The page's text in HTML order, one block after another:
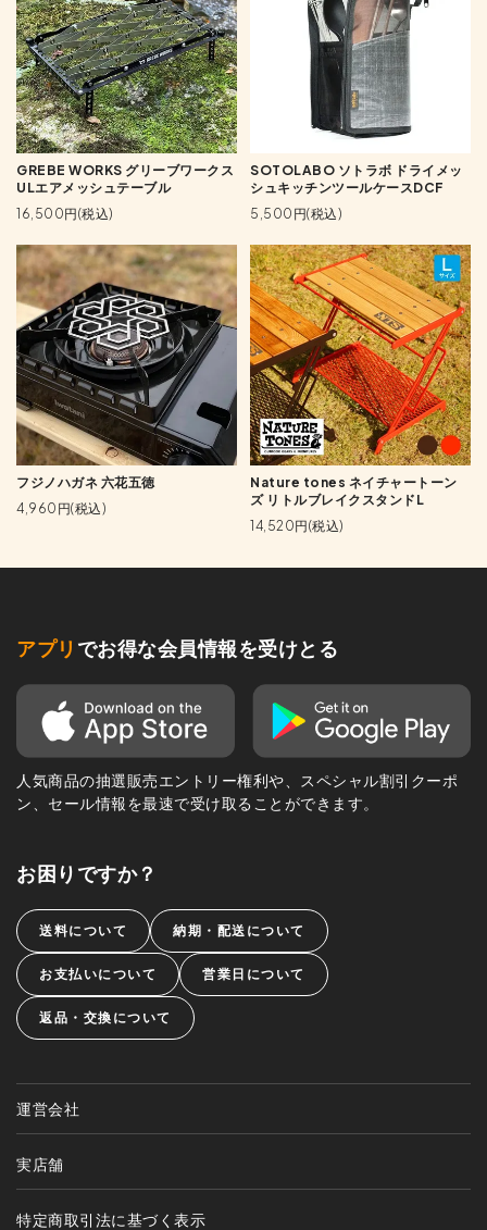
GREBE WORKS グリーブワークス
ULエアメッシュテーブル
16,500円(税込)
SOTOLABO ソトラボ ドライメッ
シュキッチンツールケースDCF
5,500円(税込)
フジノハガネ 六花五徳
4,960円(税込)
Nature tones ネイチャートーン
ズ リトルブレイクスタンドL
14,520円(税込)
アプリ でお得な会員情報を受けとる
人気商品の抽選販売エントリー権利や、スペシャル割引クーポ
ン、セール情報を最速で受け取ることができます。
お困りですか？
送料について 納期・配送について
お支払いについて 営業日について
返品・交換について
運営会社
実店舗
特定商取引法に基づく表示